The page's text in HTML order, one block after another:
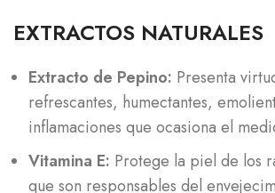
EXTRACTOS NATURALES
Extracto de Pepino: Presenta
refrescantes, humectantes,
inflamaciones que ocasiona el
Vitamina E: Protege la piel de los
que son responsables del